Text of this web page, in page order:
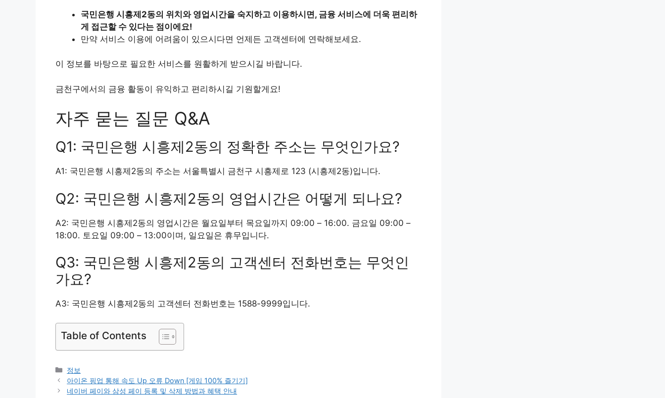
국민은행 시흥제2동의 위치와 영업시간을 숙지하고 이용하시면, 금융 서비스에 더욱 편리하
게 접근할 수 있다는 점이에요!
만약 서비스 이용에 어려움이 있으시다면 언제든 고객센터에 연락해보세요.
이 정보를 바탕으로 필요한 서비스를 원활하게 받으시길 바랍니다.
금천구에서의 금융 활동이 유익하고 편리하시길 기원할게요!
자주 묻는 질문 Q&A
Q1: 국민은행 시흥제2동의 정확한 주소는 무엇인가요?
A1: 국민은행 시흥제2동의 주소는 서울특별시 금천구 시흥제로 123 (시흥제2동)입니다.
Q2: 국민은행 시흥제2동의 영업시간은 어떻게 되나요?
A2: 국민은행 시흥제2동의 영업시간은 월요일부터 목요일까지 09:00 – 16:00. 금요일 09:00 –
18:00. 토요일 09:00 – 13:00이며, 일요일은 휴무입니다.
Q3: 국민은행 시흥제2동의 고객센터 전화번호는 무엇인
가요?
A3: 국민은행 시흥제2동의 고객센터 전화번호는 1588-9999입니다.
Table of Contents
카
테
고
정보
아이온 핑업 통해 속도 Up 오류 Down [게임 100% 즐기기]
네이버 페이와 삼성 페이 등록 및 삭제 방법과 혜택 안내